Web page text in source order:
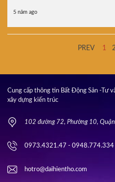
5 năm ago
PREV 1 2
Cung cấp thông tin Bất Động Sản -Tư
xây dựng kiến trúc
102 đường 72, Phường 10, Quận
0973.4321.47 - 0948.774.334
hotro@daihientho.com